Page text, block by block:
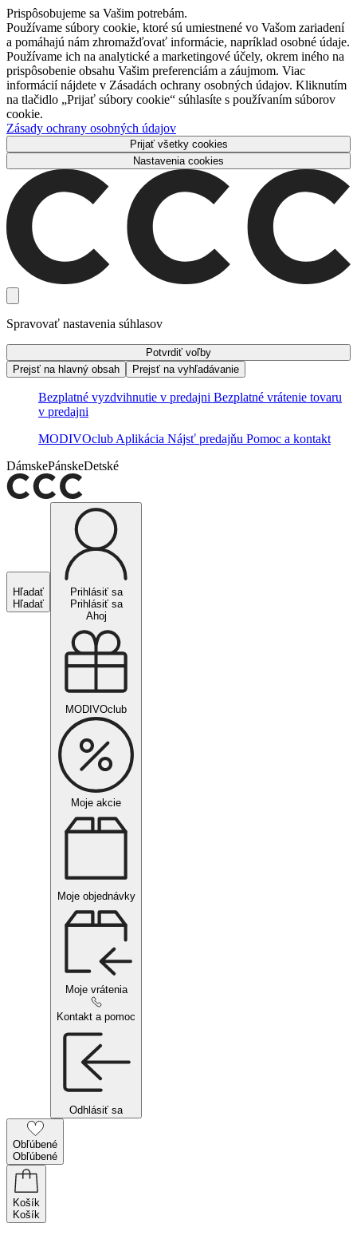
Prispôsobujeme sa Vašim potrebám.
Používame súbory cookie, ktoré sú umiestnené vo Vašom zariadení
a pomáhajú nám zhromažďovať informácie, napríklad osobné údaje.
Používame ich na analytické a marketingové účely, okrem iného na
prispôsobenie obsahu Vašim preferenciám a záujmom. Viac
informácií nájdete v Zásadách ochrany osobných údajov. Kliknutím
na tlačidlo „Prijať súbory cookie“ súhlasíte s používaním súborov
cookie.
Zásady ochrany osobných údajov
Prijať všetky cookies
Nastavenia cookies
Spravovať nastavenia súhlasov
Potvrdiť voľby
Prejsť na hlavný obsah
Prejsť na vyhľadávanie
Bezplatné vyzdvihnutie v predajni Bezplatné vrátenie tovaru
v predajni
MODIVOclub Aplikácia Nájsť predajňu Pomoc a kontakt
DámskePánskeDetské
Hľadať
Hľadať
Prihlásiť sa
Prihlásiť sa
Ahoj
MODIVOclub
Moje akcie
Moje objednávky
Moje vrátenia
Kontakt a pomoc
Odhlásiť sa
Obľúbené
Obľúbené
Košík
Košík